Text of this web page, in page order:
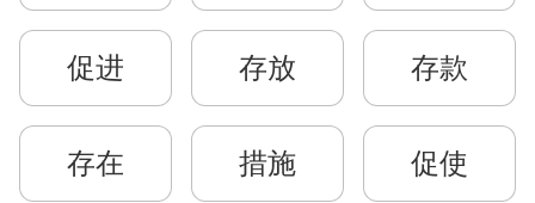
促进 存放 存款
存在 措施 促使